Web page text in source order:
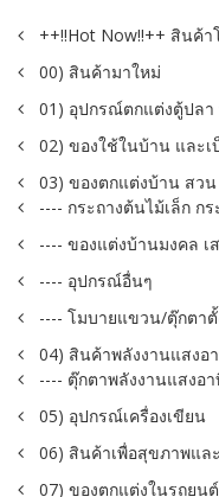
++!!Hot Now!!++ สินค้
00) สินค้ามาใหม่
01) อุปกรณ์ตกแต่งตู้ปล
02) ของใช้ในบ้าน และเ
03) ของตกแต่งบ้าน สว
---- กระถางต้นไม้เล็ก ก
---- ของแต่งบ้านมงคล เ
---- อุปกรณ์อื่นๆ
---- โมบายแขวน/ตุ๊กตา
04) สินค้าพลังงานแสงอ
---- ตุ๊กตาพลังงานแสงอ
05) อุปกรณ์เครื่องเขียน
06) สินค้าเพื่อสุขภาพแล
07) ของตกแต่งในรถยนต์